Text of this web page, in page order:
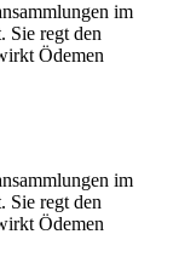
im
Sie regt den
Ödemen
im
Sie regt den
Ödemen